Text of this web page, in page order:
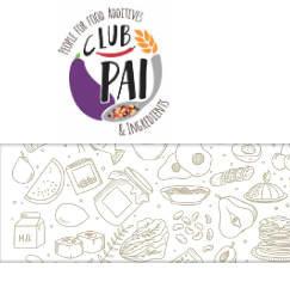
Skip to content